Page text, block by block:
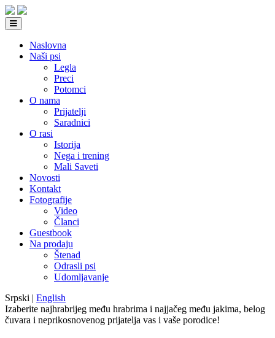
Naslovna
Naši psi
Legla
Preci
Potomci
O nama
Prijatelji
Saradnici
O rasi
Istorija
Nega i trening
Mali Saveti
Novosti
Kontakt
Fotografije
Video
Članci
Guestbook
Na prodaju
Štenad
Odrasli psi
Udomljavanje
Srpski | English
Izaberite najhrabrijeg među hrabrima i najjačeg među jakima, belog
čuvara i neprikosnovenog prijatelja vas i vaše porodice!